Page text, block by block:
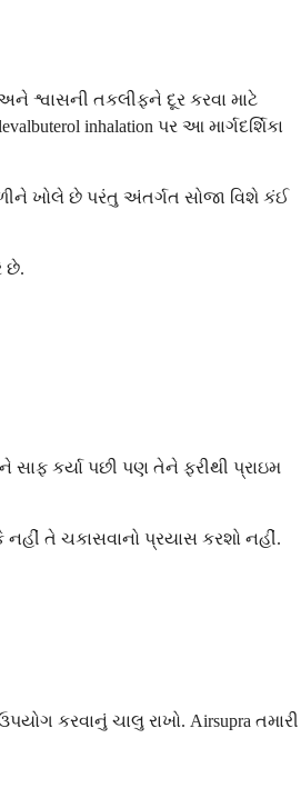
શ્વાસની તકલીફને દૂર કરવા માટે
inhalation પર આ માર્ગદર્શિકા
ખોલે છે પરંતુ અંતર્ગત સોજા વિશે કંઈ
છે.
કર્યા પછી પણ તેને ફરીથી પ્રાઇમ
નહીં તે ચકાસવાનો પ્રયાસ કરશો નહીં.
કરવાનું ચાલુ રાખો. Airsupra તમારી